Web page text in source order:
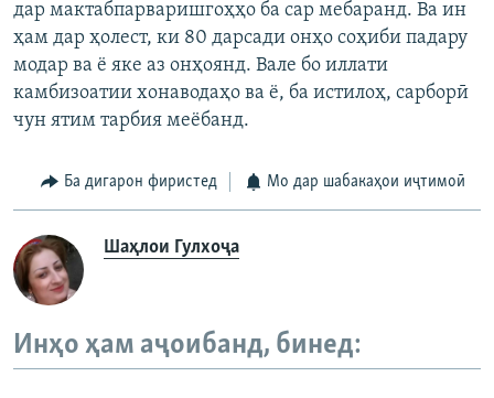
дар мактабпарваришгоҳҳо ба сар мебаранд. Ва ин
ҳам дар ҳолест, ки 80 дарсади онҳо соҳиби падару
модар ва ё яке аз онҳоянд. Вале бо иллати
камбизоатии хонаводаҳо ва ё, ба истилоҳ, сарборӣ
чун ятим тарбия меёбанд.
Ба дигарон фиристед Мо дар шабакаҳои иҷтимоӣ
Шаҳлои Гулхоҷа
Инҳо ҳам аҷоибанд, бинед: